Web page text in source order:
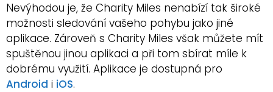
Nevýhodou je, že Charity Miles nenabízí tak široké
možnosti sledování vašeho pohybu jako jiné
aplikace. Zároveň s Charity Miles však můžete mít
spuštěnou jinou aplikaci a při tom sbírat míle k
dobrému využití. Aplikace je dostupná pro
Android i iOS.